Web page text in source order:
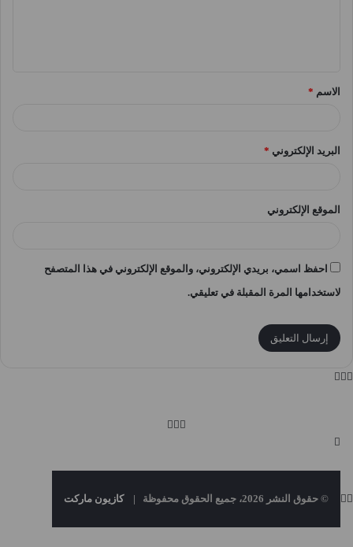
*الاسم *
البريد الإلكتروني *
الموقع الإلكتروني
احفظ اسمي، بريدي الإلكتروني، والموقع الإلكتروني في هذا المتصفح
لاستخدامها المرة المقبلة في تعليقي.
© حقوق النشر 2026، جميع الحقوق محفوظة | كازيون ماركت